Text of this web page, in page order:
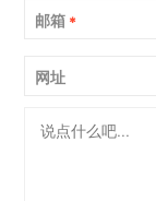
邮箱 *
网址